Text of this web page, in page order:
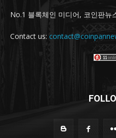
No.1 블록체인 미디어, 코인판뉴
Contact us: